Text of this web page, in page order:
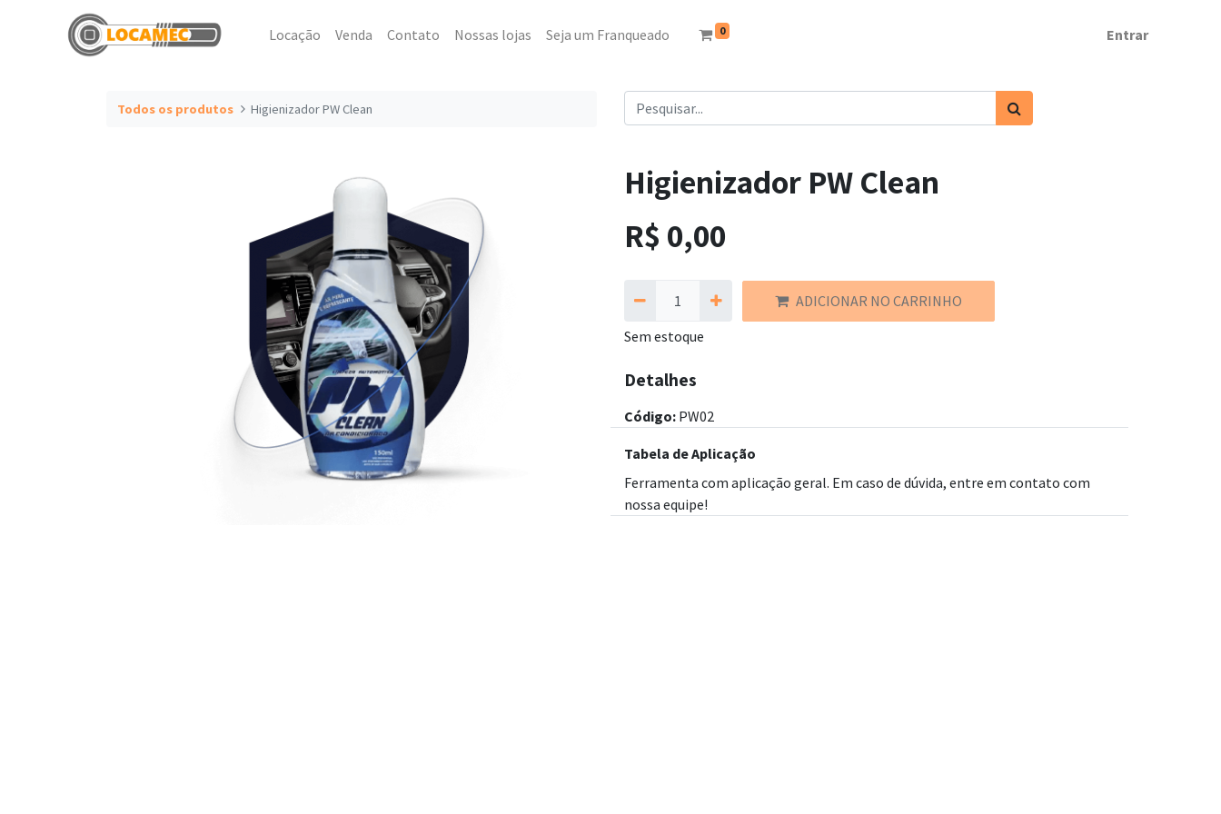
Locação Venda Contato Nossas lojas Seja um Franqueado 0 Entrar
Todos os produtos Higienizador PW Clean
Higienizador PW Clean
R$ 0,00
ADICIONAR NO CARRINHO
Sem estoque
Detalhes
Código: PW02
Tabela de Aplicação
Ferramenta com aplicação geral. Em caso de dúvida, entre em contato com
nossa equipe!